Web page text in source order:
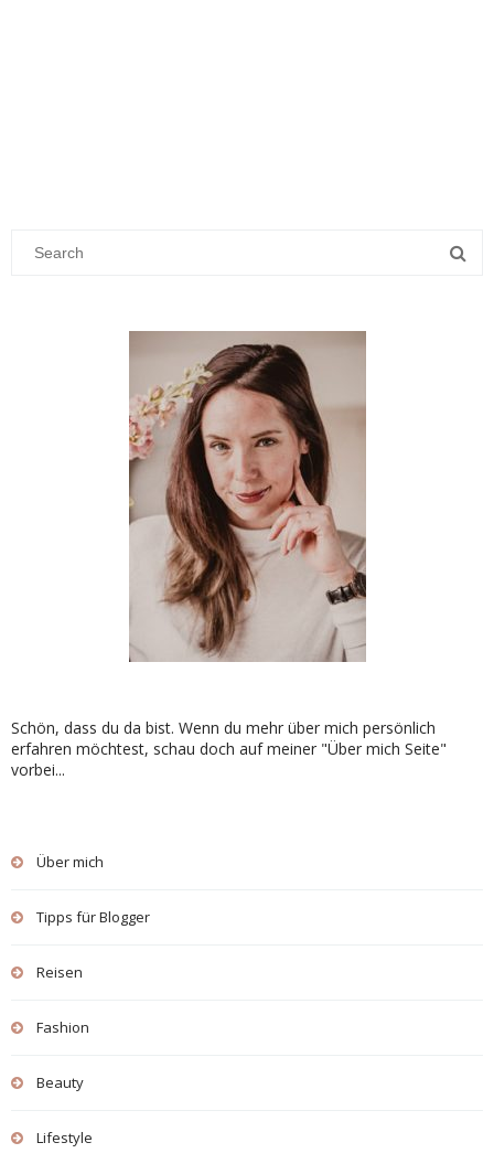
Schön, dass du da bist. Wenn du mehr über mich persönlich
erfahren möchtest, schau doch auf meiner "Über mich Seite"
vorbei...
Über mich
Tipps für Blogger
Reisen
Fashion
Beauty
Lifestyle